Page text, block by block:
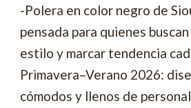
-Polera en color negro de
pensada para quienes
estilo y marcar tendencia
Primavera–Verano 2026:
cómodos y llenos de